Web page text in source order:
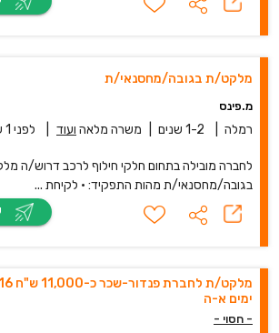
מלקט/ת בגובה/מחסנאי/ת
מ.פינס
רמלה 1-2 שנים משרה מלאה ועוד לפני 1 שעות
לחברה מובילה בתחום חלקי חילוף לרכב דרוש/ה
בגובה/מחסנאי/ת מהות התפקיד: • לקיחת ...
מלקט/ת
ימים א-ה
- חסוי -